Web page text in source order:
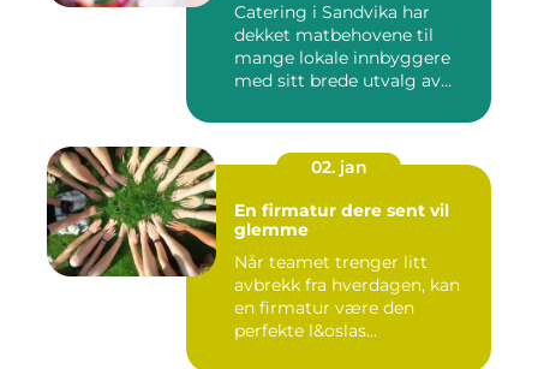
Catering i Sandvika har
dekket matbehovene til
mange lokale innbyggere
med sitt brede utvalg av
02. jan
En firmatur dere sent vil
glemme
Når teamet trenger litt
avbrekk fra hverdagen, kan
en firmatur være den
perfekte l&oslas...